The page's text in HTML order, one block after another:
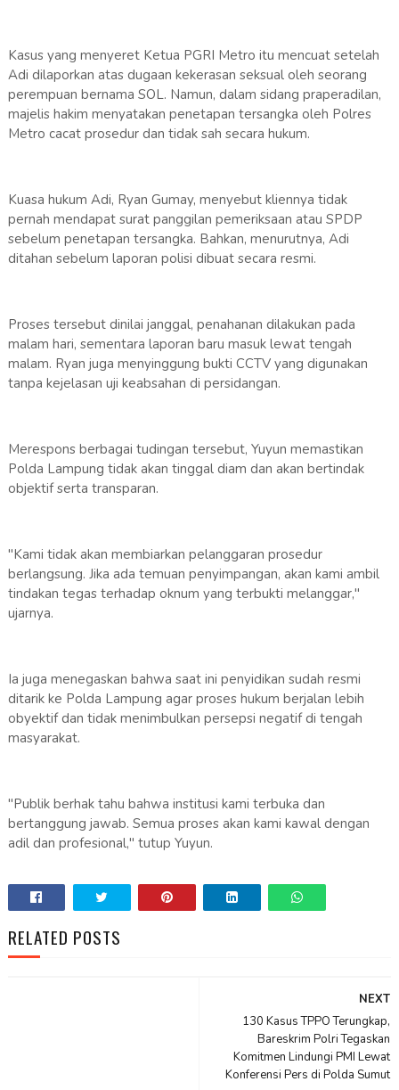
Kasus yang menyeret Ketua PGRI Metro itu mencuat setelah
Adi dilaporkan atas dugaan kekerasan seksual oleh seorang
perempuan bernama SOL. Namun, dalam sidang praperadilan,
majelis hakim menyatakan penetapan tersangka oleh Polres
Metro cacat prosedur dan tidak sah secara hukum.
Kuasa hukum Adi, Ryan Gumay, menyebut kliennya tidak
pernah mendapat surat panggilan pemeriksaan atau SPDP
sebelum penetapan tersangka. Bahkan, menurutnya, Adi
ditahan sebelum laporan polisi dibuat secara resmi.
Proses tersebut dinilai janggal, penahanan dilakukan pada
malam hari, sementara laporan baru masuk lewat tengah
malam. Ryan juga menyinggung bukti CCTV yang digunakan
tanpa kejelasan uji keabsahan di persidangan.
Merespons berbagai tudingan tersebut, Yuyun memastikan
Polda Lampung tidak akan tinggal diam dan akan bertindak
objektif serta transparan.
"Kami tidak akan membiarkan pelanggaran prosedur
berlangsung. Jika ada temuan penyimpangan, akan kami ambil
tindakan tegas terhadap oknum yang terbukti melanggar,"
ujarnya.
Ia juga menegaskan bahwa saat ini penyidikan sudah resmi
ditarik ke Polda Lampung agar proses hukum berjalan lebih
obyektif dan tidak menimbulkan persepsi negatif di tengah
masyarakat.
"Publik berhak tahu bahwa institusi kami terbuka dan
bertanggung jawab. Semua proses akan kami kawal dengan
adil dan profesional," tutup Yuyun.
RELATED POSTS
NEXT
130 Kasus TPPO Terungkap,
Bareskrim Polri Tegaskan
Komitmen Lindungi PMI Lewat
Konferensi Pers di Polda Sumut